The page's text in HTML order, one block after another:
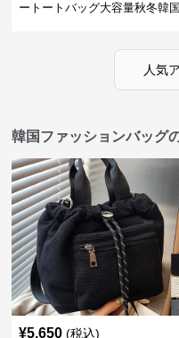
ートートバッグ大容量秋冬韓国
人気
韓国ファッションバッグ
¥5,650 (税込)